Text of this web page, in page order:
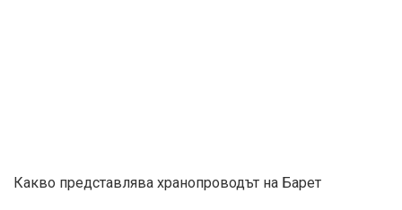
Какво представлява хранопроводът на Барет